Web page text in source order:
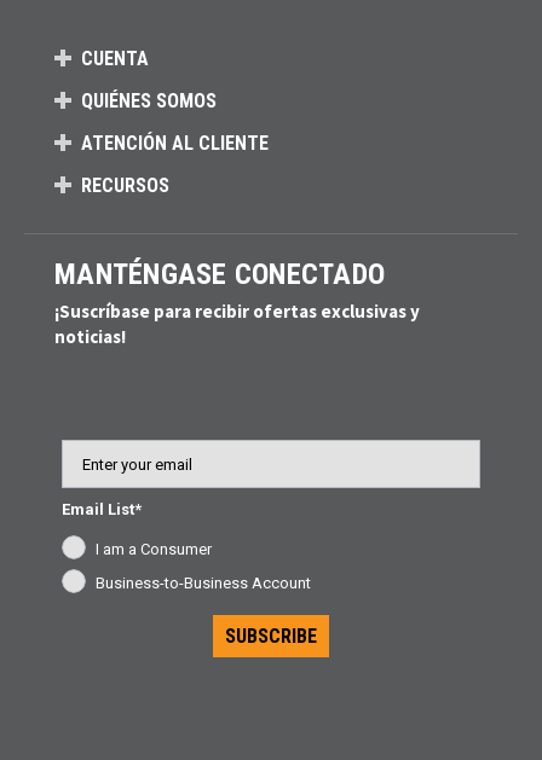
CUENTA
QUIÉNES SOMOS
ATENCIÓN AL CLIENTE
RECURSOS
MANTÉNGASE CONECTADO
¡Suscríbase para recibir ofertas exclusivas y
noticias!
Email List*
I am a Consumer
Business-to-Business Account
SUBSCRIBE